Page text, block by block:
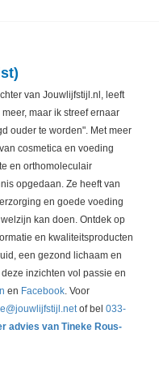
van Jouwlijfstijl.nl, leeft
maar ik streef ernaar
ouder te worden". Met meer
cosmetica en voeding
en orthomoleculair
opgedaan. Ze heeft van
en goede voeding
kan doen. Ontdek op
en kwaliteitsproducten
een gezond lichaam en
inzichten vol passie en
en Facebook. Voor
of bel 033-
advies van Tineke Rous-